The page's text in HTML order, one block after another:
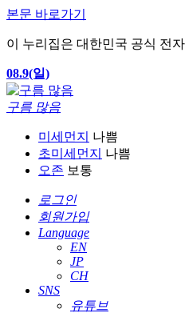
본문 바로가기
이 누리집은 대한민국 공식 전
08.9(일)
구름 많음
미세먼지
나쁨
초미세먼지
나쁨
오존 보통
로그인
회원가입
Language
EN
JP
CH
SNS
유튜브